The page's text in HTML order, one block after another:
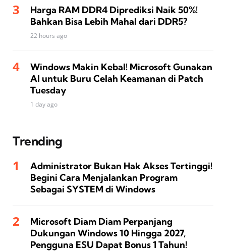
Harga RAM DDR4 Diprediksi Naik 50%!
Bahkan Bisa Lebih Mahal dari DDR5?
22 hours ago
Windows Makin Kebal! Microsoft Gunakan
AI untuk Buru Celah Keamanan di Patch
Tuesday
1 day ago
Trending
Administrator Bukan Hak Akses Tertinggi!
Begini Cara Menjalankan Program
Sebagai SYSTEM di Windows
Microsoft Diam Diam Perpanjang
Dukungan Windows 10 Hingga 2027,
Pengguna ESU Dapat Bonus 1 Tahun!